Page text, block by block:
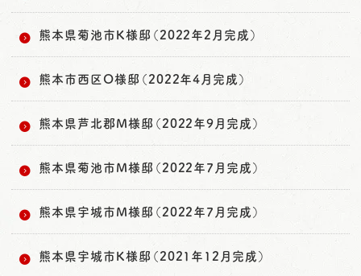
熊本県菊池市K様邸（2022年2月完成）
熊本市西区O様邸（2022年4月完成）
熊本県芦北郡M様邸（2022年9月完成）
熊本県菊池市M様邸（2022年7月完成）
熊本県宇城市M様邸（2022年7月完成）
熊本県宇城市K様邸（2021年12月完成）